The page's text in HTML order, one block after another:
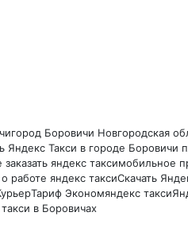
город Боровичи Новгородская
Яндекс Такси в городе Боровичи
заказать яндекс таксимобильное
работе яндекс таксиСкачать
Тариф Экономяндекс такси
в Боровичах